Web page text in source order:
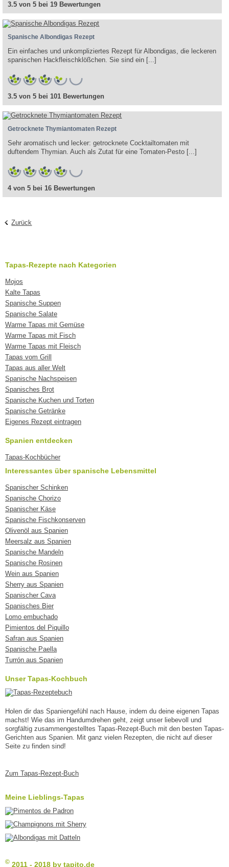
3.5 von 5 bei 19 Bewertungen
Spanische Albondigas Rezept
Ein einfaches und unkompliziertes Rezept für Albondigas, die leckeren
spanischen Hackfleischklößchen. Sie sind ein [...]
3.5 von 5 bei 101 Bewertungen
Getrocknete Thymiantomaten Rezept
Sehr aromatisch und lecker: getrocknete Cocktailtomaten mit
duftendem Thymian. Auch als Zutat für eine Tomaten-Pesto [...]
4 von 5 bei 16 Bewertungen
Zurück
Tapas-Rezepte nach Kategorien
Mojos
Kalte Tapas
Spanische Suppen
Spanische Salate
Warme Tapas mit Gemüse
Warme Tapas mit Fisch
Warme Tapas mit Fleisch
Tapas vom Grill
Tapas aus aller Welt
Spanische Nachspeisen
Spanisches Brot
Spanische Kuchen und Torten
Spanische Getränke
Eigenes Rezept eintragen
Spanien entdecken
Tapas-Kochbücher
Interessantes über spanische Lebensmittel
Spanischer Schinken
Spanische Chorizo
Spanischer Käse
Spanische Fischkonserven
Olivenöl aus Spanien
Meersalz aus Spanien
Spanische Mandeln
Spanische Rosinen
Wein aus Spanien
Sherry aus Spanien
Spanischer Cava
Spanisches Bier
Lomo embuchado
Pimientos del Piquillo
Safran aus Spanien
Spanische Paella
Turrón aus Spanien
Unser Tapas-Kochbuch
Holen dir das Spaniengefühl nach Hause, indem du deine eigenen Tapas
machst! Wie das im Handumdrehen geht, zeigt unser liebevoll und
sorgfältig zusammengestelltes Tapas-Rezept-Buch mit den besten Tapas-
Gerichten aus Spanien. Mit ganz vielen Rezepten, die nicht auf dieser
Seite zu finden sind!
Zum Tapas-Rezept-Buch
Meine Lieblings-Tapas
© 2011 - 2018 by tapito.de